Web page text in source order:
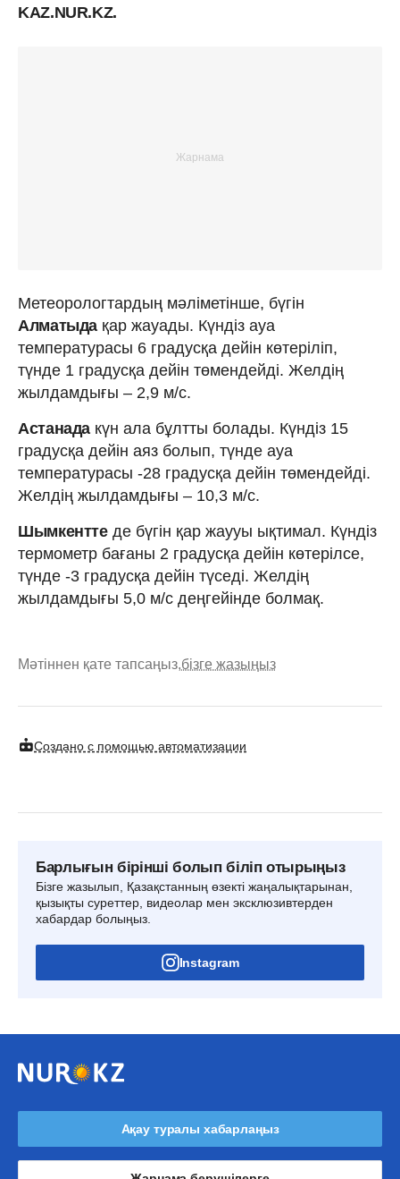
KAZ.NUR.KZ.
Метеорологтардың мәліметінше, бүгін
Алматыда қар жауады. Күндіз ауа
температурасы 6 градусқа дейін көтеріліп,
түнде 1 градусқа дейін төмендейді. Желдің
жылдамдығы – 2,9 м/с.
Астанада күн ала бұлтты болады. Күндіз 15
градусқа дейін аяз болып, түнде ауа
температурасы -28 градусқа дейін төмендейді.
Желдің жылдамдығы – 10,3 м/с.
Шымкенттеде бүгін қар жаууы ықтимал. Күндіз
термометр бағаны 2 градусқа дейін көтерілсе,
түнде -3 градусқа дейін түседі. Желдің
жылдамдығы 5,0 м/с деңгейінде болмақ.
Мәтіннен қате тапсаңыз,бізге жазыңыз
Создано с помощью автоматизации
Барлығын бірінші болып біліп отырыңыз
Бізге жазылып, Қазақстанның өзекті жаңалықтарынан,
қызықты суреттер, видеолар мен эксклюзивтерден
хабардар болыңыз.
Instagram
Ақау туралы хабарлаңыз